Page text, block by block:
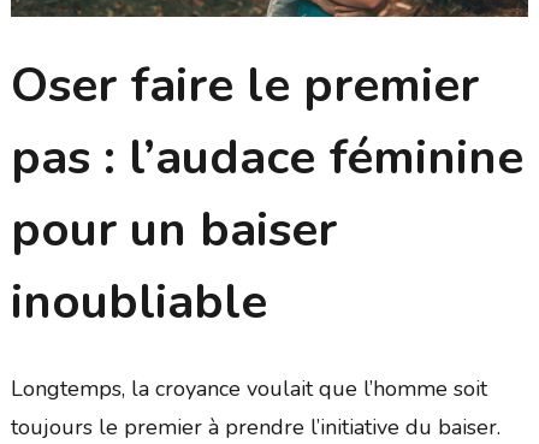
Oser faire le premier
pas : l’audace féminine
pour un baiser
inoubliable
Longtemps, la croyance voulait que l’homme soit
toujours le premier à prendre l’initiative du baiser.